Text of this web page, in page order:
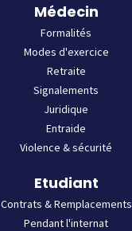
Médecin
Formalités
Modes d'exercice
Retraite
Signalements
Juridique
Entraide
Violence & sécurité
Etudiant
Contrats & Remplacements
Pendant l'internat